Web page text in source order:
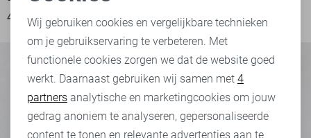
40,00
79,95
15,00
29,99
Noodzakelijke cookies
Personalisatie cookies
Analytische cookies
Marketing cookies
Wij gebruiken cookies en vergelijkbare technieken
om je gebruikservaring te verbeteren. Met
functionele cookies zorgen we dat de website goed
werkt. Daarnaast gebruiken wij samen met 4
partners analytische en marketingcookies om jouw
gedrag anoniem te analyseren, gepersonaliseerde
content te tonen en relevante advertenties aan te